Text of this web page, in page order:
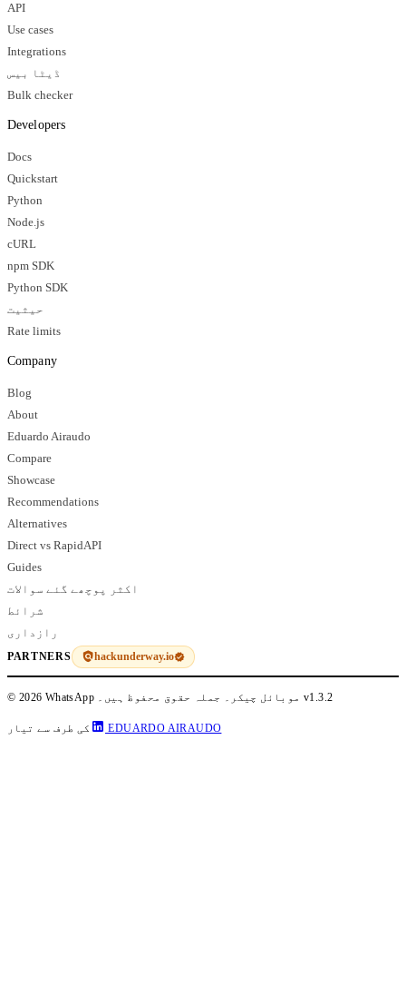
API
Use cases
Integrations
ڈیٹا بیس
Bulk checker
Developers
Docs
Quickstart
Python
Node.js
cURL
npm SDK
Python SDK
حیثیت
Rate limits
Company
Blog
About
Eduardo Airaudo
Compare
Showcase
Recommendations
Alternatives
Direct vs RapidAPI
Guides
اکثر پوچھے گئے سوالات
شرائط
رازداری
PARTNERS hackunderway.io
© 2026 WhatsApp موبائل چیکر۔ جملہ حقوق محفوظ ہیں۔v1.3.2
کی طرف سے تیار EDUARDO AIRAUDO